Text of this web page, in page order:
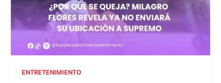
ENTRETENIMIENTO